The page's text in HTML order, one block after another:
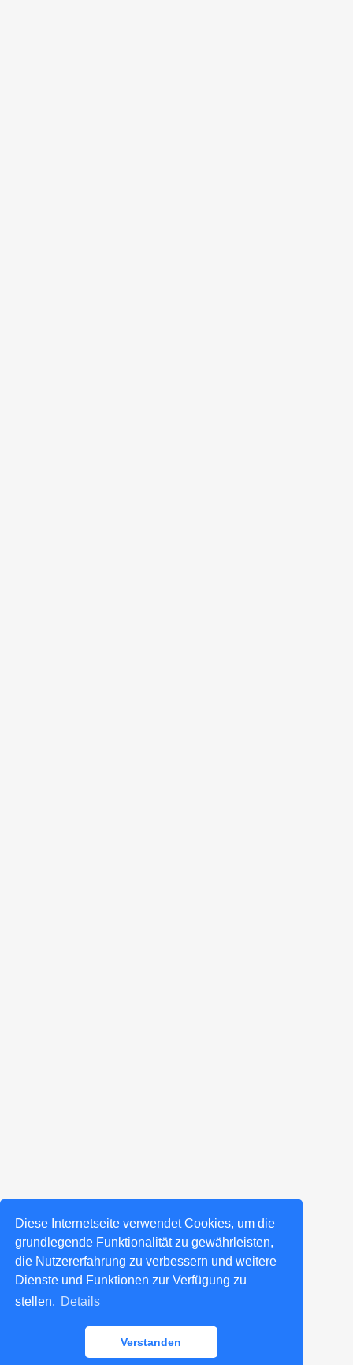
Diese Internetseite verwendet Cookies, um die
grundlegende Funktionalität zu gewährleisten,
die Nutzererfahrung zu verbessern und weitere
Dienste und Funktionen zur Verfügung zu
stellen. Details
Verstanden